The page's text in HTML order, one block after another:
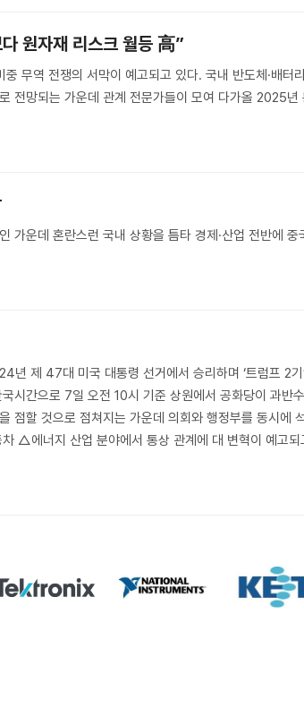
원자재 리스크 월등 高”
무역 전쟁의 서막이 예고되고 있다. 국내 반도체·배터
전망되는 가운데 관계 전문가들이 모여 다가올 2025년
가운데 혼란스런 국내 상황을 틈타 경제·산업 전반에 중
년 제 47대 미국 대통령 선거에서 승리하며 ‘트럼프 2기
시간으로 7일 오전 10시 기준 상원에서 공화당이 과반수
점할 것으로 점쳐지는 가운데 의회와 행정부를 동시에
△에너지 산업 분야에서 통상 관계에 대 변혁이 예고되